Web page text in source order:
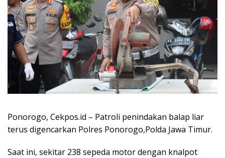
Ponorogo, Cekpos.id – Patroli penindakan balap liar
terus digencarkan Polres Ponorogo,Polda Jawa Timur.
Saat ini, sekitar 238 sepeda motor dengan knalpot